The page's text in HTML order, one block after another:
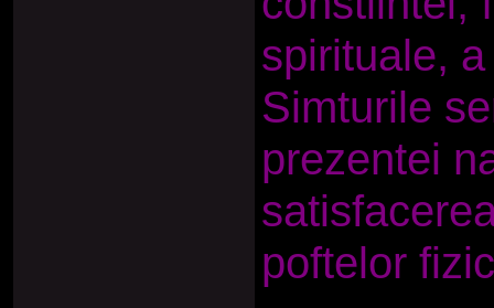
spirituale,
Simturile
prezentei
poftelor